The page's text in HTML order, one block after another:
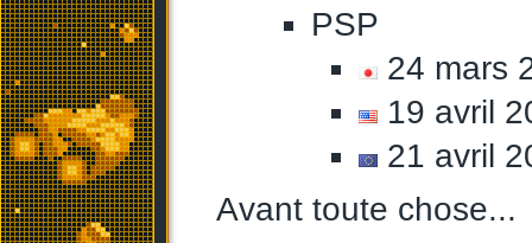
PSP
24 mars
19 avril
21 avril
Avant toute chose...